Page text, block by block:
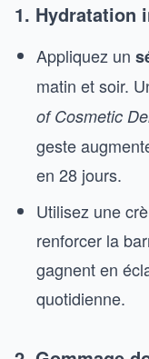
1. Hydratation
Appliquez un
matin et soir.
of Cosmetic
geste
en 28 jours.
Utilisez une
renforcer la
gagnent en
quotidienne.